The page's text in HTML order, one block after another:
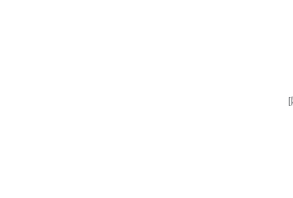
项‘春节保供领导小组
日期间，我们将进一